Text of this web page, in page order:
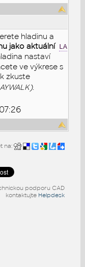
hladinu a
jako aktuální
LA
nastaví
ve výkrese s
zkuste
.
na:
podporu CAD
kontaktujte Helpdesk